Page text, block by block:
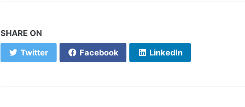
SHARE ON
Twitter Facebook LinkedIn